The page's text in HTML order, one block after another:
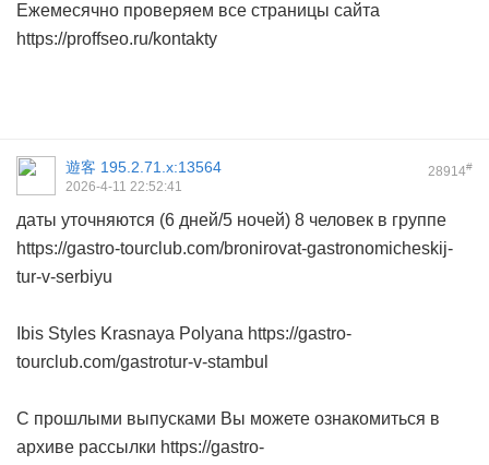
Ежемесячно проверяем все страницы сайта
https://proffseo.ru/kontakty
28914#
遊客 195.2.71.x:13564
2026-4-11 22:52:41
даты уточняются (6 дней/5 ночей) 8 человек в группе
https://gastro-tourclub.com/bronirovat-gastronomicheskij-
tur-v-serbiyu
Ibis Styles Krasnaya Polyana https://gastro-
tourclub.com/gastrotur-v-stambul
С прошлыми выпусками Вы можете ознакомиться в
архиве рассылки https://gastro-